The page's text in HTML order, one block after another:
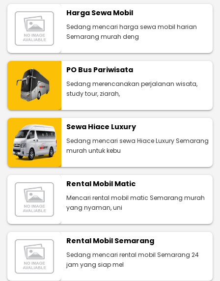
Harga Sewa Mobil
Sedang mencari harga sewa mobil harian
Semarang murah deng
PO Bus Pariwisata
Sedang merencanakan perjalanan wisata,
study tour, ziarah,
Sewa Hiace Luxury
Sedang mencari sewa Hiace Luxury Semarang
murah untuk kebu
Rental Mobil Matic
Mencari rental mobil matic Semarang murah
yang nyaman, uni
Rental Mobil Semarang
Sedang mencari rental mobil Semarang 24
jam yang siap mel